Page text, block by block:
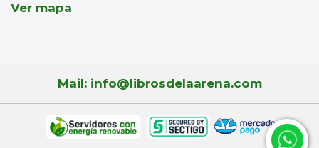
Ver mapa
Mail: info@librosdelaarena.com